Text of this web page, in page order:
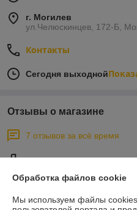
г. Могилев
ул.Челюскинцев, 172-Б,
Контакты
Сегодня выходной
Отзывы о магазине
7 отзывов за всё время
Покупатель
Отлично
Работаю с данной фирмой
Обработка файлов cookie
Мы используем файлы